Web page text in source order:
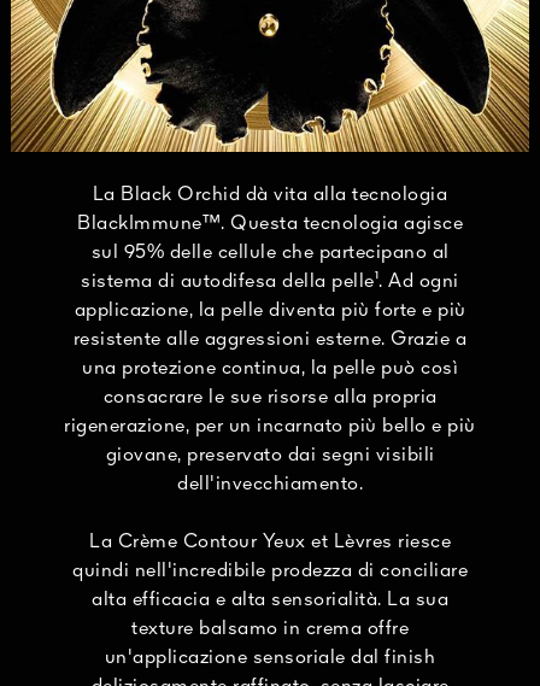
La Black Orchid dà vita alla tecnologia
BlackImmune™. Questa tecnologia agisce
sul 95% delle cellule che partecipano al
sistema di autodifesa della pelle¹. Ad ogni
applicazione, la pelle diventa più forte e più
resistente alle aggressioni esterne. Grazie a
una protezione continua, la pelle può così
consacrare le sue risorse alla propria
rigenerazione, per un incarnato più bello e più
giovane, preservato dai segni visibili
dell'invecchiamento.
La Crème Contour Yeux et Lèvres riesce
quindi nell'incredibile prodezza di conciliare
alta efficacia e alta sensorialità. La sua
texture balsamo in crema offre
un'applicazione sensoriale dal finish